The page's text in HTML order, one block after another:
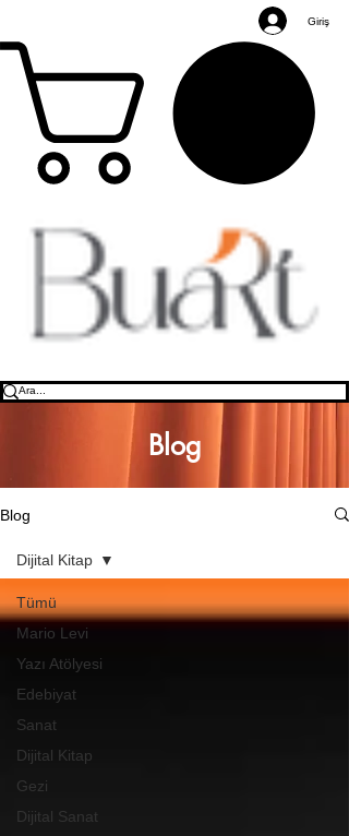
Giriş
Blog
Blog
Tümü
Mario Levi
Yazı Atölyesi
Edebiyat
Sanat
Dijital Kitap
Gezi
Dijital Sanat
Dijital Kitap